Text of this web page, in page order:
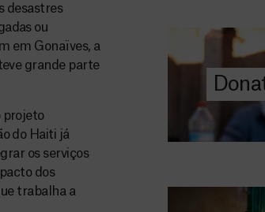
desastres
ou
em Gonaïves, a
grande parte
projeto
do Haiti já
os serviços
dos
trabalha a
ajuda-nos a
a quem mais
DOE
AGORA
Saiba tudo
IRS: o que é,